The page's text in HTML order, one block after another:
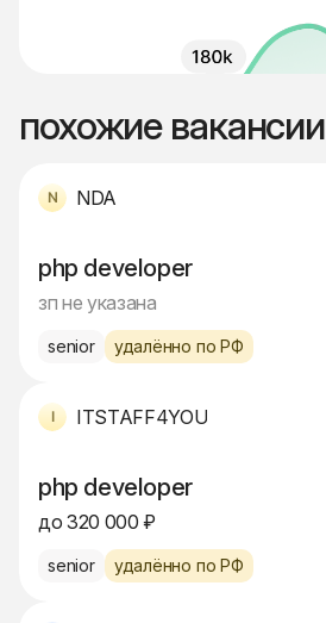
похожие вакансии
NDA
php developer
зп не указана
senior удалённо по РФ
ITSTAFF4YOU
php developer
до 320 000 ₽
senior удалённо по РФ